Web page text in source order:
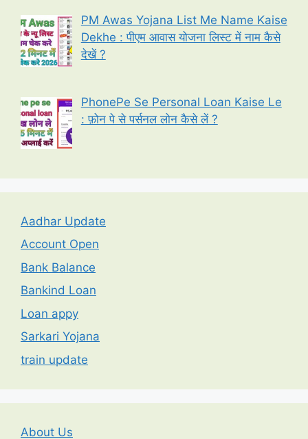
PM Awas Yojana List Me Name Kaise
Dekhe : पीएम आवास योजना लिस्ट में नाम कैसे
देखें ?
PhonePe Se Personal Loan Kaise Le
: फ़ोन पे से पर्सनल लोन कैसे लें ?
Aadhar Update
Account Open
Bank Balance
Bankind Loan
Loan appy
Sarkari Yojana
train update
About Us